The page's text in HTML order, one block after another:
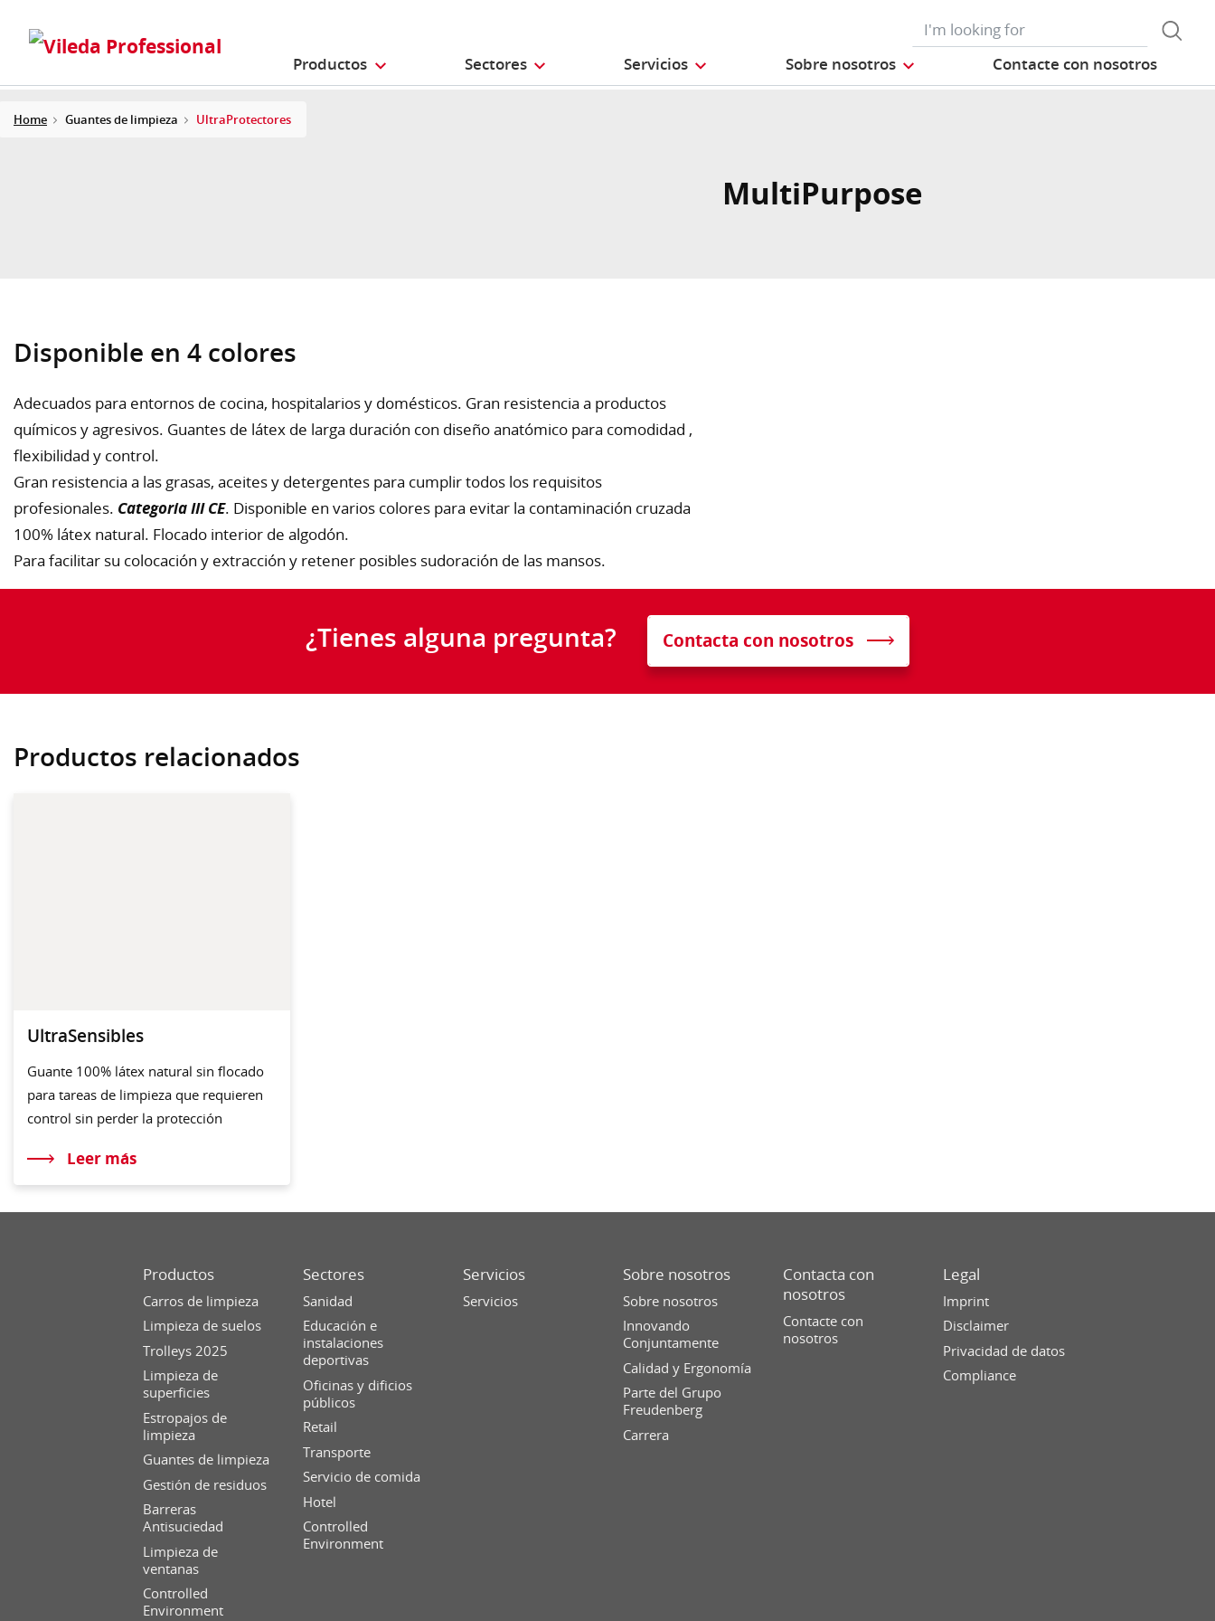
Productos Sectores Servicios Sobre nosotros Contacte con nosotros
Home Guantes de limpieza UltraProtectores
MultiPurpose
Disponible en 4 colores
Adecuados para entornos de cocina, hospitalarios y domésticos. Gran resistencia a productos
químicos y agresivos. Guantes de látex de larga duración con diseño anatómico para comodidad ,
flexibilidad y control.
Gran resistencia a las grasas, aceites y detergentes para cumplir todos los requisitos
profesionales. Categoria III CE. Disponible en varios colores para evitar la contaminación cruzada
100% látex natural. Flocado interior de algodón.
Para facilitar su colocación y extracción y retener posibles sudoración de las mansos.
¿Tienes alguna pregunta? Contacta con nosotros
Productos relacionados
UltraSensibles
Guante 100% látex natural sin flocado
para tareas de limpieza que requieren
control sin perder la protección
Leer más
Productos
Carros de limpieza
Limpieza de suelos
Trolleys 2025
Limpieza de
superficies
Estropajos de
limpieza
Guantes de limpieza
Gestión de residuos
Barreras
Antisuciedad
Limpieza de
ventanas
Controlled
Environment
Sectores
Sanidad
Educación e
instalaciones
deportivas
Oficinas y dificios
públicos
Retail
Transporte
Servicio de comida
Hotel
Controlled
Environment
Servicios
Servicios
Sobre nosotros
Sobre nosotros
Innovando
Conjuntamente
Calidad y Ergonomía
Parte del Grupo
Freudenberg
Carrera
Contacta con
nosotros
Contacte con
nosotros
Legal
Imprint
Disclaimer
Privacidad de datos
Compliance